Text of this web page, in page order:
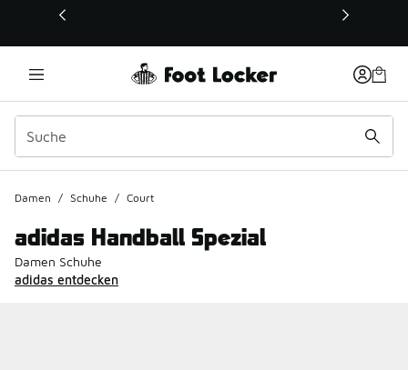
Dieser Link öffnet sich in einem neuen Fenster
Damen / Schuhe / Court
adidas Handball Spezial
Damen Schuhe
adidas entdecken